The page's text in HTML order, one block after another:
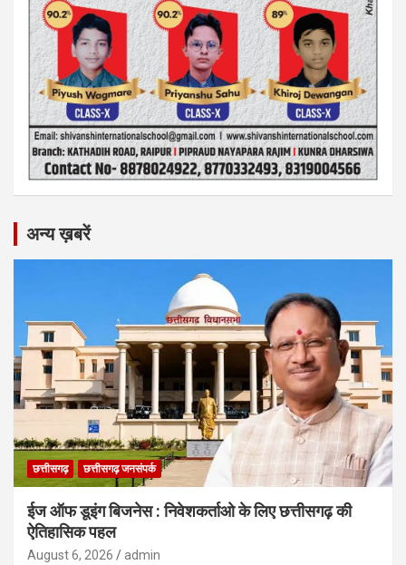
अन्य ख़बरें
छत्तीसगढ़ छत्तीसगढ़ जनसंपर्क
ईज ऑफ डूइंग बिजनेस : निवेशकर्ताओ के लिए छत्तीसगढ़ की
ऐतिहासिक पहल
August 6, 2026 admin